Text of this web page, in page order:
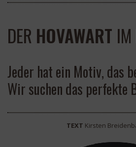
DER HOVAWART IM
Jeder hat ein Motiv, das
Wir suchen das perfekte
TEXT Kirsten